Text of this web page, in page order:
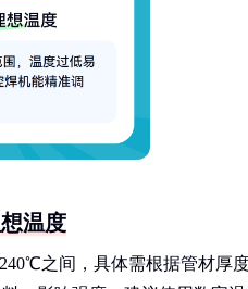
温度
之间，具体需根据管材厚